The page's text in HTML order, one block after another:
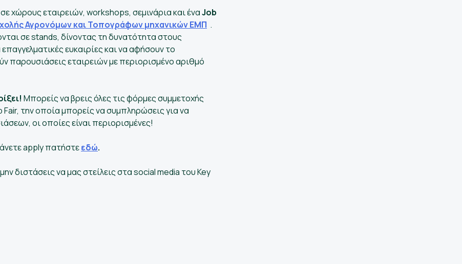
χώρους εταιρειών, workshops, σεμινάρια και έναJob
Αγρονόμων και Τοπογράφων μηχανικών ΕΜΠ .
σε stands, δίνοντας τη δυνατότητα στους
ευκαιρίες και να αφήσουν το
εταιρειών με περιορισμένο αριθμό
Μπορείς να βρεις όλες τις φόρμες συμμετοχής
την οποία μπορείς να συμπληρώσεις για να
οι οποίες είναι περιορισμένες!
apply πατήστεεδώ.
διστάσεις να μας στείλεις στα social media του Key